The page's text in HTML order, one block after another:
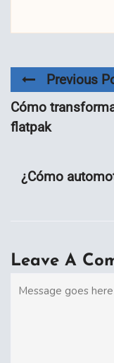
Previous
Cómo
flatpak
¿Cómo
Leave A